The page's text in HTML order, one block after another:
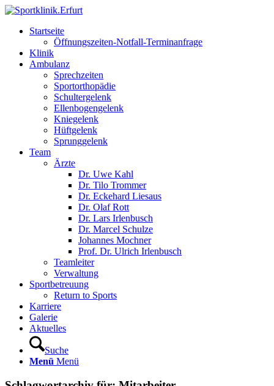
Startseite
Öffnungszeiten-Notfall-Terminanfrage
Klinik
Ambulanz
Sprechzeiten
Sportorthopädie
Schultergelenk
Ellenbogengelenk
Kniegelenk
Hüftgelenk
Sprunggelenk
Team
Ärzte
Dr. Uwe Kahl
Dr. Tilo Trommer
Dr. Eckehard Liesaus
Dr. Olaf Rott
Dr. Lars Irlenbusch
Dr. Marcel Schulze
Johannes Mochner
Prof. Dr. Ulrich Irlenbusch
Teamleiter
Verwaltung
Sportbetreuung
Return to Sports
Karriere
Galerie
Aktuelles
Suche
Menü Menü